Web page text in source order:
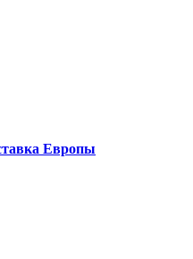
Европы